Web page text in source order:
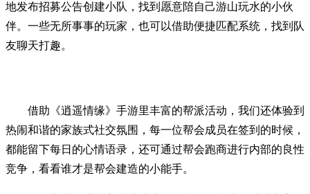
地发布招募公告创建小队，找到愿意陪自己游山玩水的小伙
伴。一些无所事事的玩家，也可以借助便捷匹配系统，找到队
友聊天打趣。
借助《逍遥情缘》手游里丰富的帮派活动，我们还体验到
热闹和谐的家族式社交氛围，每一位帮会成员在签到的时候，
都能留下每日的心情语录，还可通过帮会跑商进行内部的良性
竞争，看看谁才是帮会建造的小能手。